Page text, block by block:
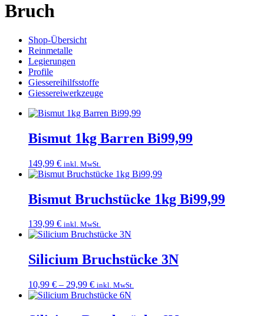
Bruch
Shop-Übersicht
Reinmetalle
Legierungen
Profile
Giessereihilfsstoffe
Giessereiwerkzeuge
Bismut 1kg Barren Bi99,99
149,99 € inkl. MwSt.
Bismut Bruchstücke 1kg Bi99,99
139,99 € inkl. MwSt.
Silicium Bruchstücke 3N
10,99 € – 29,99 €Preisspanne:
10,99 €
inkl. MwSt.